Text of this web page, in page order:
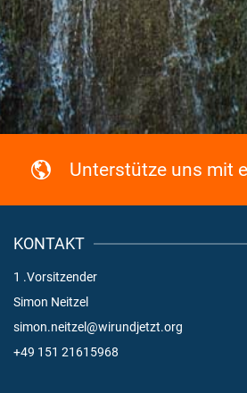
Unterstütze uns mit
KONTAKT
1 .Vorsitzender
Simon Neitzel
simon.neitzel@wirundjetzt.org
+49 151 21615968